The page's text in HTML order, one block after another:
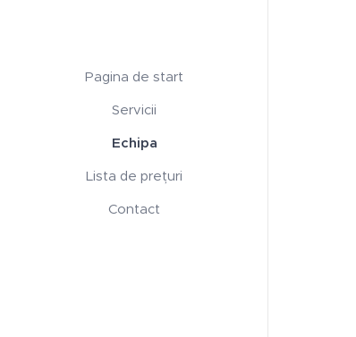
Pagina de start
Servicii
Echipa
Lista de prețuri
Contact